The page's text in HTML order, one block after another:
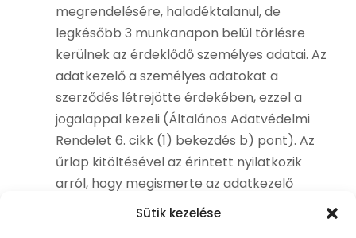
Sütik kezelése
megrendelésére, haladéktalanul, de
legkésőbb 3 munkanapon belül törlésre
kerülnek az érdeklődő személyes adatai. Az
adatkezelő a személyes adatokat a
szerződés létrejötte érdekében, ezzel a
jogalappal kezeli (Általános Adatvédelmi
Rendelet 6. cikk (1) bekezdés b) pont). Az
űrlap kitöltésével az érintett nyilatkozik
arról, hogy megismerte az adatkezelő
Adatkezelési Tájékoztatóját és tudomásul